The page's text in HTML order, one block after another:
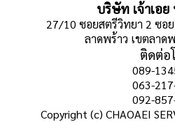
บริษัท เจ้าเอย
27/10 ซอยสตรีวิทยา 2 ซอ
ลาดพร้าว เขตลาด
ติดต่อ
089-
063-
092-
Copyright (c) CHAOAEI